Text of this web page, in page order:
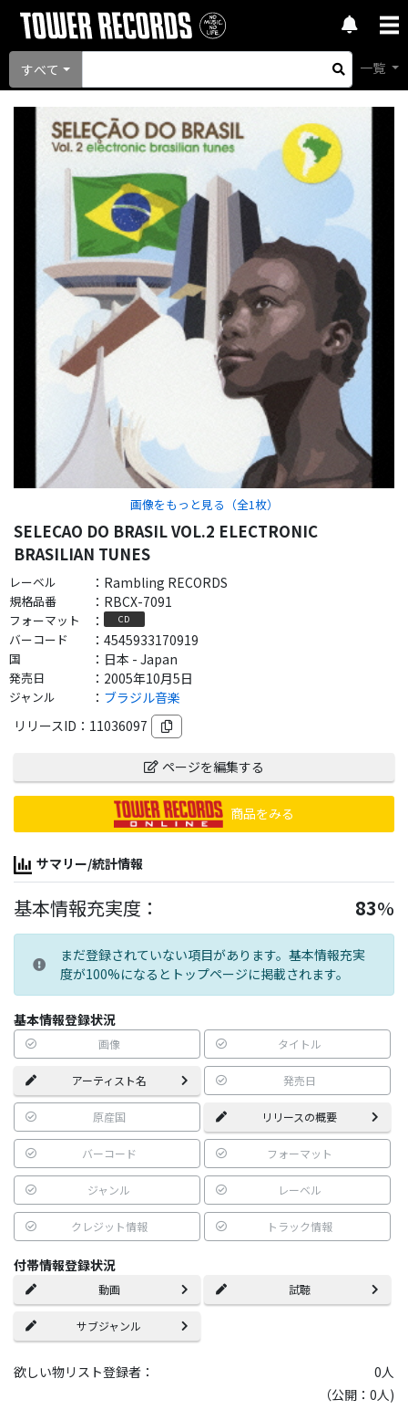
すべて 一覧
画像をもっと見る（全1 枚）
SELECAO DO BRASIL VOL.2 ELECTRONIC
BRASILIAN TUNES
レーベル ： Rambling RECORDS
規格品番 ： RBCX-7091
フォーマット ： CD
バーコード ： 4545933170919
国 ： 日本 - Japan
発売日 ： 2005年10月5日
ジャンル ： ブラジル音楽
リリースID： 11036097
ページを編集する
商品をみる
サマリー/統計情報
基本情報充実度： 83%
まだ登録されていない項目があります。基本情報充実
度が100%になるとトップページに掲載されます。
基本情報登録状況
画像 タイトル
アーティスト名 発売日
原産国 リリースの概要
バーコード フォーマット
ジャンル レーベル
クレジット情報 トラック情報
付帯情報登録状況
動画 試聴
サブジャンル
欲しい物リスト登録者： 0人
（公開：0人)